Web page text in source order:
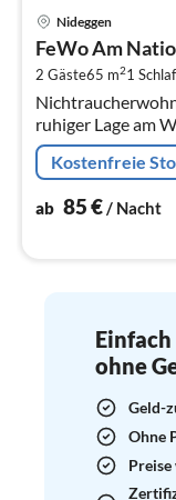
Nideggen
FeWo Am
2 Gäste65 m21
ruhiger Lage am Waldrand
Mikrowelle,
ca.Kostenfreie
ab 85€/ Nacht
ohne
Geld-
Ohne